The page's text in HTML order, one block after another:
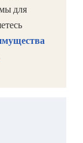
для